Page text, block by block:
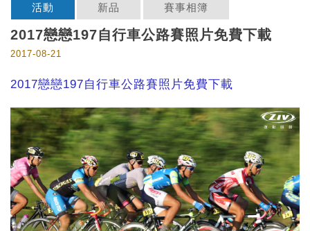
活動 新品 賽事相簿
2017戀戀197自行車公路賽照片免費下載
2017-08-21
2017戀戀197自行車公路賽照片免費下載